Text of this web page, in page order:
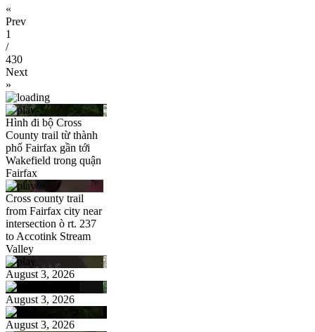
«
Prev
1
/
430
Next
»
Hình đi bộ Cross
County trail từ thành
phố Fairfax gần tới
Wakefield trong quận
Fairfax
Cross county trail
from Fairfax city near
intersection ò rt. 237
to Accotink Stream
Valley
August 3, 2026
August 3, 2026
August 3, 2026